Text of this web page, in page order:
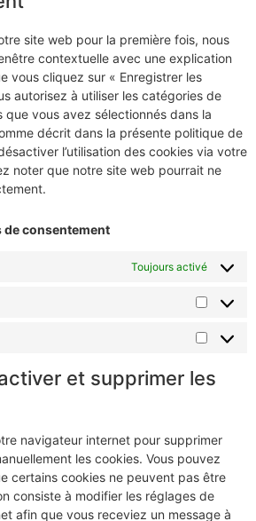
site web pour la première fois, nous
contextuelle avec une explication
vous cliquez sur « Enregistrer les
autorisez à utiliser les catégories de
que vous avez sélectionnés dans la
décrit dans la présente politique de
l’utilisation des cookies via votre
noter que notre site web pourrait ne
de consentement
Toujours activé
et supprimer les
navigateur internet pour supprimer
les cookies. Vous pouvez
certains cookies ne peuvent pas être
consiste à modifier les réglages de
afin que vous receviez un message à